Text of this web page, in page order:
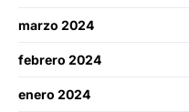
marzo 2024
febrero 2024
enero 2024